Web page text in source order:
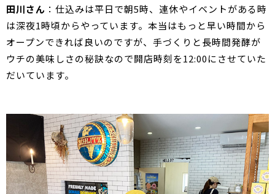
田川さん ：仕込みは平日で朝5時、連休やイベントがある時
は深夜1時頃からやっています。本当はもっと早い時間から
オープンできれば良いのですが、手づくりと長時間発酵が
ウチの美味しさの秘訣なので開店時刻を12:00にさせていた
だいています。